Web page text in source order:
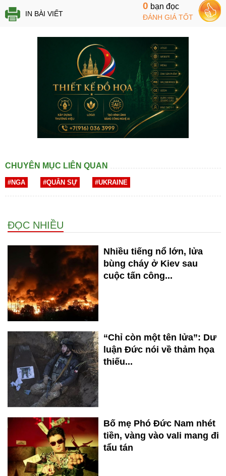
IN BÀI VIẾT
0 bạn đọc
ĐÁNH GIÁ TỐT
CHUYÊN MỤC LIÊN QUAN
#NGA #QUÂN SỰ #UKRAINE
ĐỌC NHIỀU
Nhiều tiếng nổ lớn, lửa
bùng cháy ở Kiev sau
cuộc tấn công...
“Chỉ còn một tên lửa”: Dư
luận Đức nói về thảm họa
thiếu...
Bố mẹ Phó Đức Nam nhét
tiền, vàng vào vali mang đi
tẩu tán